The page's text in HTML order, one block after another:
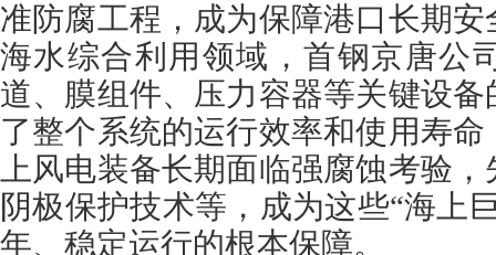
准防腐工程，成为保障港口长期
海水综合利用领域，首钢京唐公
道、膜组件、压力容器等关键设
了整个系统的运行效率和使用寿
上风电装备长期面临强腐蚀考验
阴极保护技术等，成为这些“海上
年、稳定运行的根本保障。